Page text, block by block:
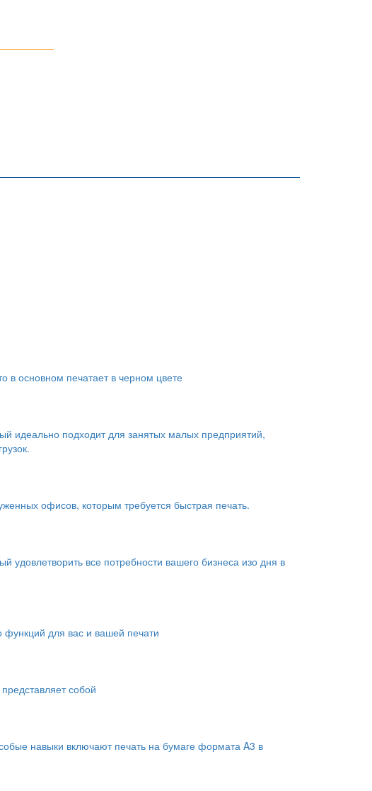
в основном печатает в черном цвете
идеально подходит для занятых малых предприятий,
офисов, которым требуется быстрая печать.
все потребности вашего бизнеса изо дня в
для вас и вашей печати
собой
навыки включают печать на бумаге формата A3 в